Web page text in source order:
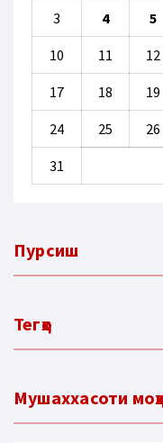
3 4 5
10 11 12
17 18 19
24 25 26
31
Пурсиш
Тегҳо
Мушаххасоти